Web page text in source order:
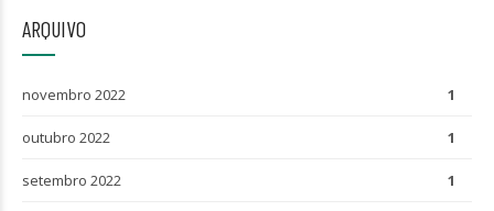
ARQUIVO
novembro 2022 1
outubro 2022 1
setembro 2022 1